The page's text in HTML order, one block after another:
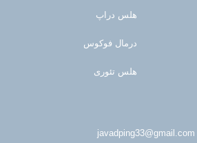
هلس دراپ
درمال فوکوس
هلس تئوری
javadping33@gmail.com